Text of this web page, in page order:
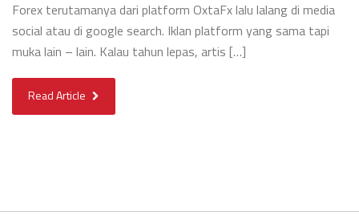
Forex terutamanya dari platform OxtaFx lalu lalang di media
social atau di google search. Iklan platform yang sama tapi
muka lain – lain. Kalau tahun lepas, artis […]
Read Article